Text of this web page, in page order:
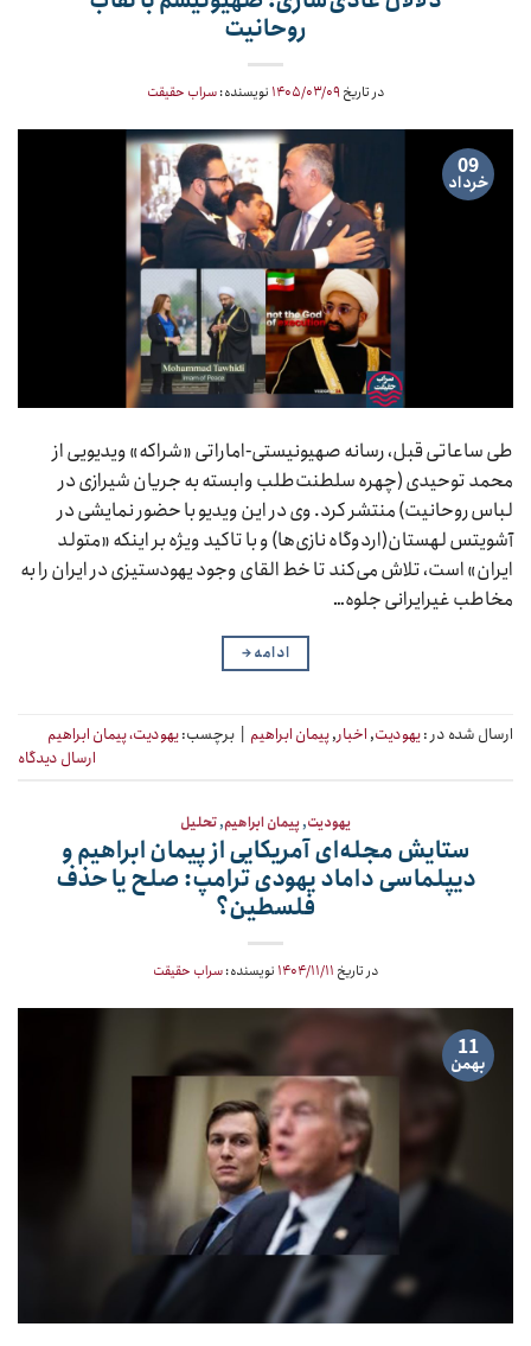
روحانیت
در تاریخ ۱۴۰۵/۰۳/۰۹ نویسنده:سراب حقیقت
09
خرداد
طی ساعاتی قبل، رسانه صهیونیستی‌-اماراتی «شراکه» ویدیویی از
محمد توحیدی (چهره سلطنت‌طلب وابسته به جریان شیرازی در
لباس روحانیت) منتشر کرد. وی در این ویدیو با حضور نمایشی در
آشویتس لهستان(اردوگاه نازی‌ها) و با تاکید ویژه بر اینکه «متولد
ایران» است، تلاش می‌کند تا خط القای وجود یهودستیزی در ایران را به
مخاطب غیرایرانی جلوه…
ادامه→
ارسال شده در :یهودیت,اخبار,پیمان ابراهیم برچسب:یهودیت، پیمان ابراهیم
ارسال دیدگاه
یهودیت,پیمان ابراهیم,تحلیل
ستایش مجله‌ای آمریکایی از پیمان ابراهیم و
دیپلماسی داماد یهودی ترامپ: صلح یا حذف
فلسطین؟
در تاریخ ۱۴۰۴/۱۱/۱۱ نویسنده:سراب حقیقت
11
بهمن